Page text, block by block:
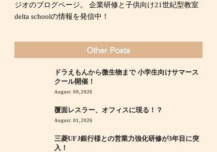
ジオのブログページ。 企業研修と子供向け21世紀型教室
delta schoolの情報を発信中！
ドラえもんから微生物まで 小学生向けサマース
クール開催！
August 09,2026
覆面レスラー、オフィスに現る！？
August 01,2026
三菱UFJ銀行様との営業力強化研修が3年目に突
入！